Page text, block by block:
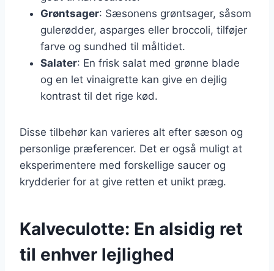
Grøntsager: Sæsonens grøntsager, såsom
gulerødder, asparges eller broccoli, tilføjer
farve og sundhed til måltidet.
Salater: En frisk salat med grønne blade
og en let vinaigrette kan give en dejlig
kontrast til det rige kød.
Disse tilbehør kan varieres alt efter sæson og
personlige præferencer. Det er også muligt at
eksperimentere med forskellige saucer og
krydderier for at give retten et unikt præg.
Kalveculotte: En alsidig ret
til enhver lejlighed